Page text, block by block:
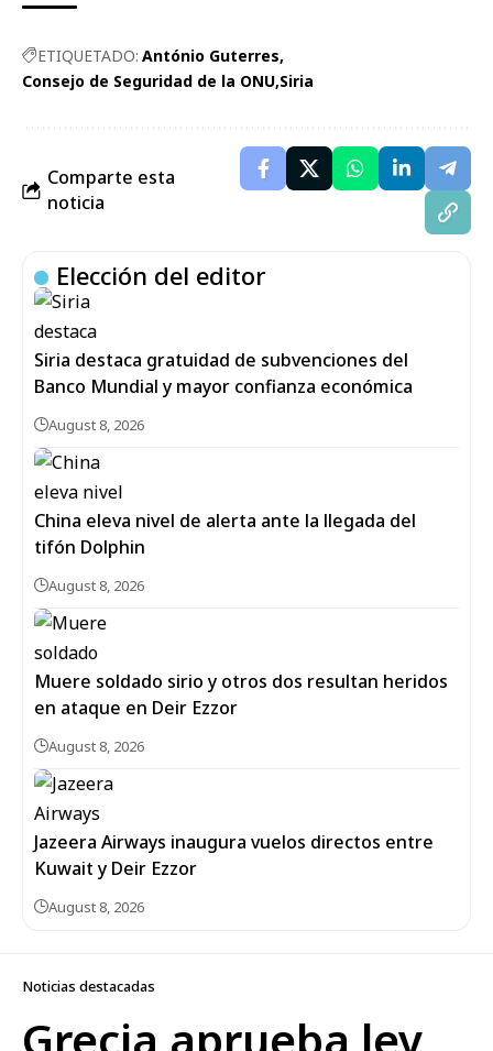
ETIQUETADO: António Guterres
Consejo de Seguridad de la ONU Siria
Comparte esta
noticia
Elección del editor
Siria destaca gratuidad de subvenciones del
Banco Mundial y mayor confianza económica
August 8, 2026
China eleva nivel de alerta ante la llegada del
tifón Dolphin
August 8, 2026
Muere soldado sirio y otros dos resultan heridos
en ataque en Deir Ezzor
August 8, 2026
Jazeera Airways inaugura vuelos directos entre
Kuwait y Deir Ezzor
August 8, 2026
Noticias destacadas